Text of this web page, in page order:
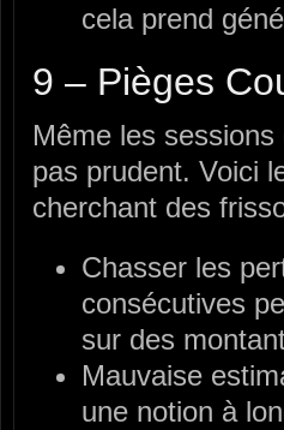
cela prend
9 – Pièges
Même les
pas prudent. Voici
cherchant des
Chasser les
consécutives
sur des
Mauvaise
une notion à